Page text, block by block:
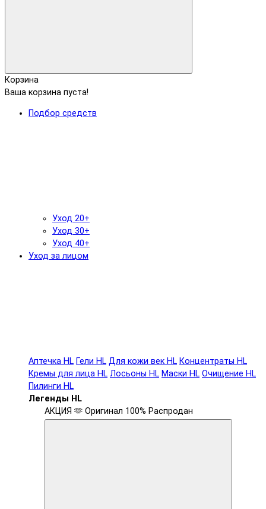
Корзина
Ваша корзина пуста!
Подбор средств
Уход 20+
Уход 30+
Уход 40+
Уход за лицом
Аптечка HL Гели HL Для кожи век HL Концентраты HL
Кремы для лица HL Лосьоны HL Маски HL Очищение HL
Пилинги HL
Легенды HL
АКЦИЯ 🫶 Оригинал 100% Распродан